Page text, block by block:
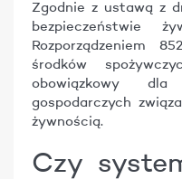
Zgodnie z ustawą z
bezpieczeństwie
Rozporządzeniem
środków
obowiązkowy
gospodarczych
żywnością.
Czy